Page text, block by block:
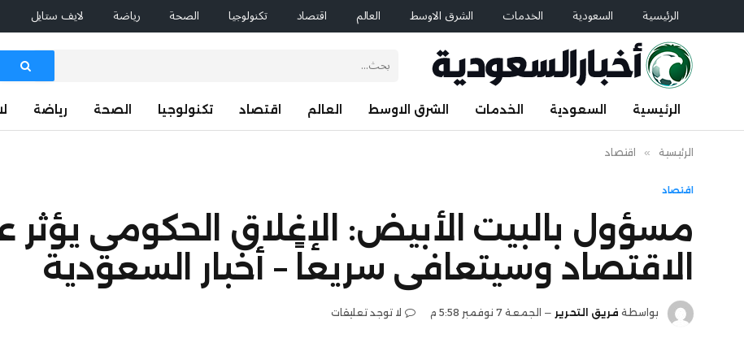
الرئيسية السعودية الخدمات الشرق الاوسط العالم اقتصاد تكنولوجيا الصحة رياضة لايف ستايل
الرئيسية السعودية الخدمات الشرق الاوسط العالم اقتصاد تكنولوجيا الصحة رياضة
الرئيسية » اقتصاد
اقتصاد
مسؤول بالبيت الأبيض: الإغلاق الحكومي يؤثر
الاقتصاد وسيتعافى سريعاً – أخبار السعودية
بواسطة فريق التحرير الجمعة 7 نوفمبر 5:58 م لا توجد تعليقات